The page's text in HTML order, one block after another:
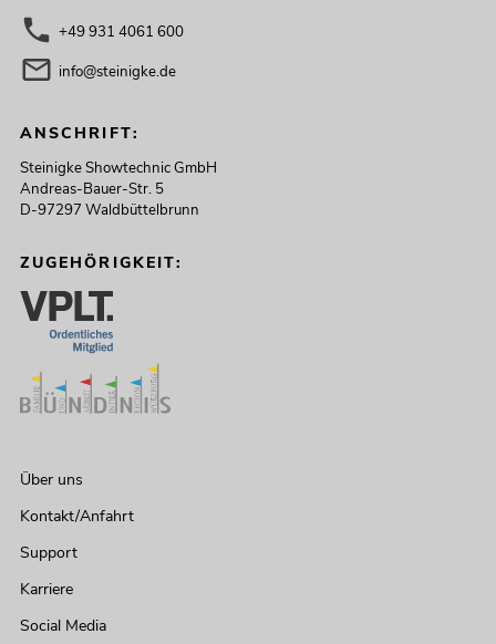
+49 931 4061 600
info@steinigke.de
ANSCHRIFT:
Steinigke Showtechnic GmbH
Andreas-Bauer-Str. 5
D-97297 Waldbüttelbrunn
ZUGEHÖRIGKEIT:
Über uns
Kontakt/Anfahrt
Support
Karriere
Social Media